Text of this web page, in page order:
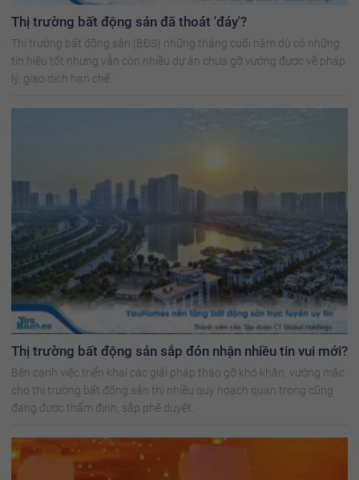
Thị trường bất động sản đã thoát 'đáy'?
Thị trường bất động sản (BĐS) những tháng cuối năm dù có những
tín hiệu tốt nhưng vẫn còn nhiều dự án chưa gỡ vướng được về pháp
lý, giao dịch hạn chế.
Thị trường bất động sản sắp đón nhận nhiều tin vui mới?
Bên cạnh việc triển khai các giải pháp tháo gỡ khó khăn, vướng mắc
cho thị trường bất động sản thì nhiều quy hoạch quan trọng cũng
đang được thẩm định, sắp phê duyệt.